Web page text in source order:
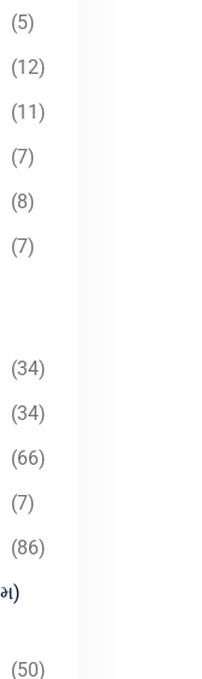
(5)
(12)
(11)
(7)
(8)
(7)
(34)
(34)
(66)
(7)
(86)
(50)